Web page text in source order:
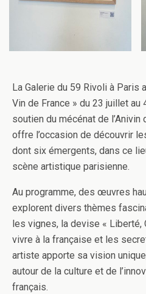
La Galerie du 59 Rivoli à Paris
Vin de France » du 23 juillet au
soutien du mécénat de
offre l’occasion de découvrir
dont six émergents, dans ce
scène artistique parisienne.
Au programme, des œuvres
explorent divers thèmes
les vignes, la devise « Liberté,
vivre à la française et les
artiste apporte sa vision
autour de la culture et de
français.